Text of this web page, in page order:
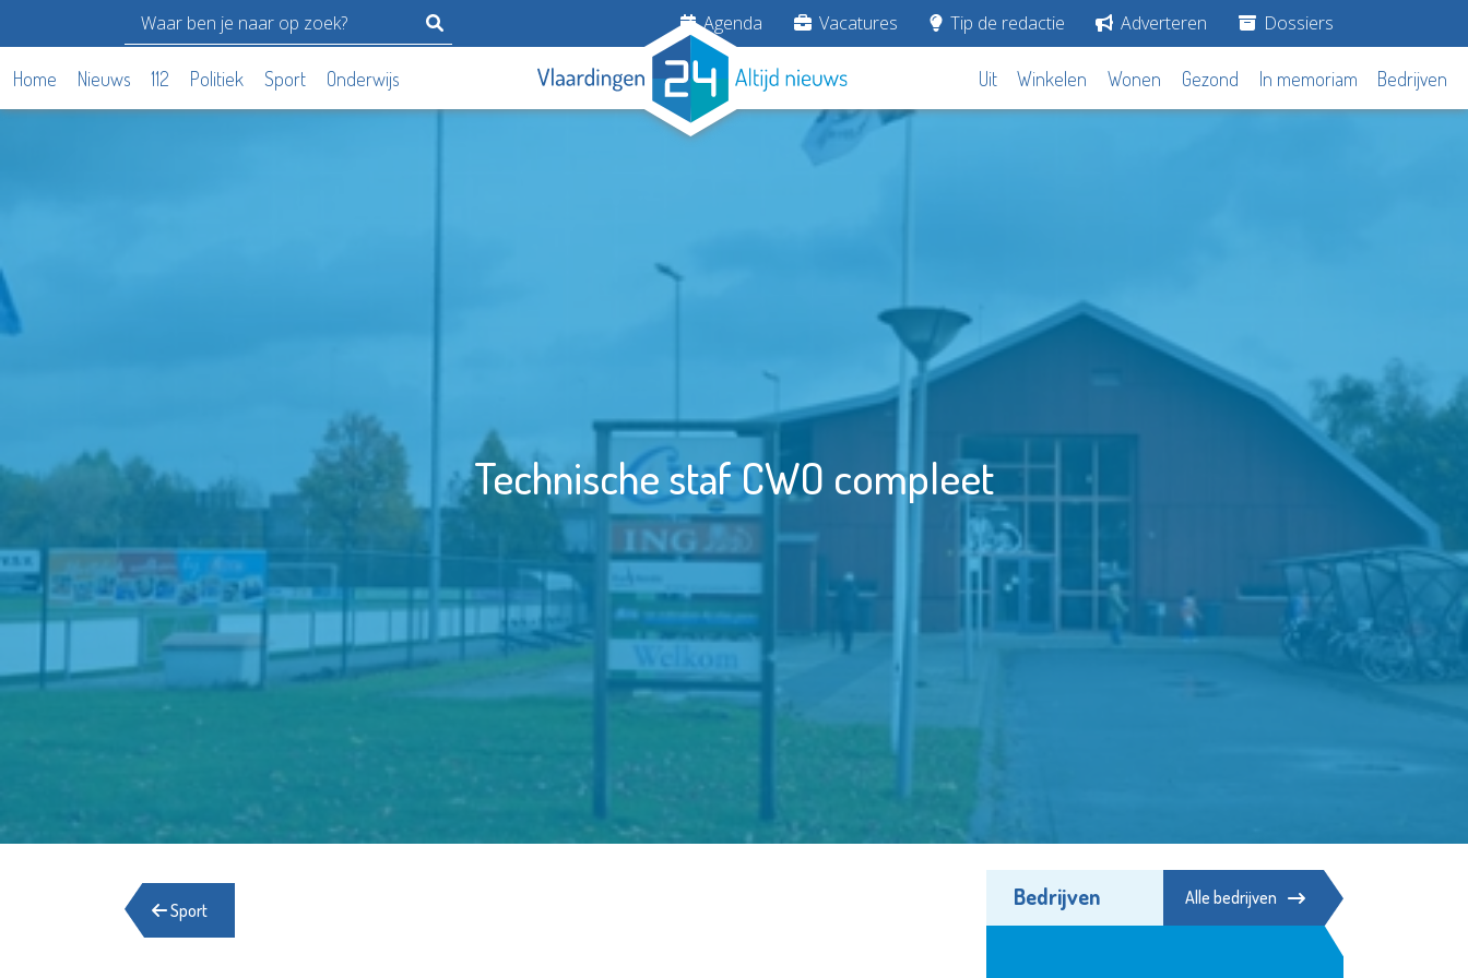
Agenda Vacatures Tip de redactie Adverteren Dossiers
Home Nieuws 112 Politiek Sport Onderwijs Uit Winkelen Wonen Gezond In memoriam Bedrijven
Technische staf CWO compleet
Sport Bedrijven Alle bedrijven